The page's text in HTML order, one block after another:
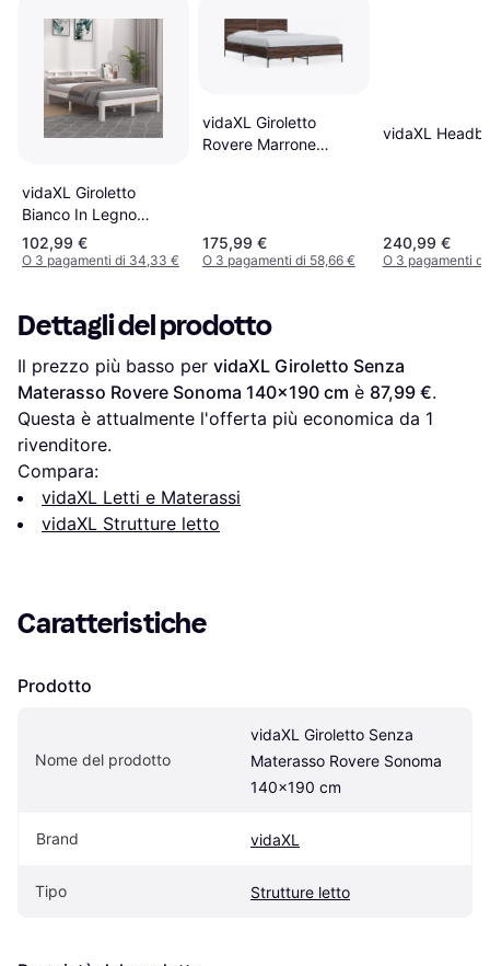
vidaXL Giroletto
Bianco In Legno
Massello 140x190 cm
102,99 €
O 3 pagamenti di 34,33 €
vidaXL Giroletto
Rovere Marrone
175,99 €
O 3 pagamenti di 58,66 €
vidaXL
240,99 €
O 3 pagamenti
Dettagli del prodotto
Il prezzo più basso per vidaXL Giroletto Senza
Materasso Rovere Sonoma 140x190 cm è 87,99 €.
Questa è attualmente l'offerta più economica da 1
rivenditore.
Compara:
vidaXL Letti e Materassi
vidaXL Strutture letto
Caratteristiche
Prodotto
Nome del prodotto
vidaXL Giroletto Senza
Materasso Rovere Sonoma
140x190 cm
Brand vidaXL
Tipo Strutture letto